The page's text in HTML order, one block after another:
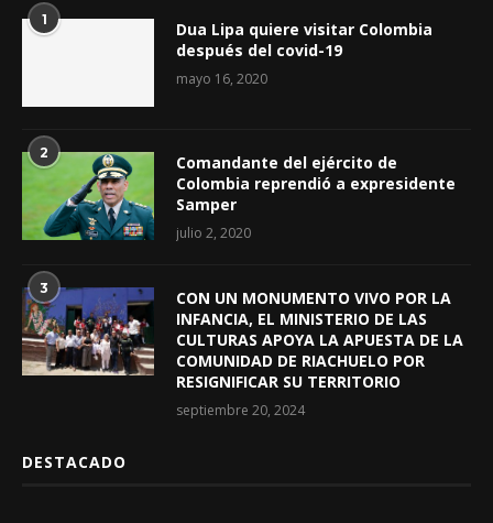
1
Dua Lipa quiere visitar Colombia
después del covid-19
mayo 16, 2020
2
Comandante del ejército de
Colombia reprendió a expresidente
Samper
julio 2, 2020
3
CON UN MONUMENTO VIVO POR LA
INFANCIA, EL MINISTERIO DE LAS
CULTURAS APOYA LA APUESTA DE LA
COMUNIDAD DE RIACHUELO POR
RESIGNIFICAR SU TERRITORIO
septiembre 20, 2024
DESTACADO